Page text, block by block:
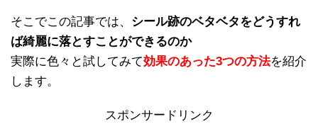
そこでこの記事では、 シール跡のベタベタをどうすれ
ば綺麗に落とすことができるのか
実際に色々と試してみて効果のあった3つの方法を紹介
します。
スポンサードリンク